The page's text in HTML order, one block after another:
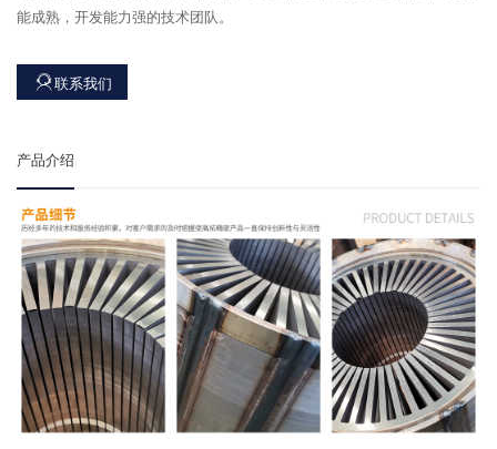
能成熟，开发能力强的技术团队。
联系我们
产品介绍